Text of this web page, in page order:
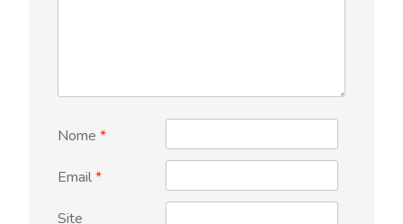
Nome *
Email*
Site